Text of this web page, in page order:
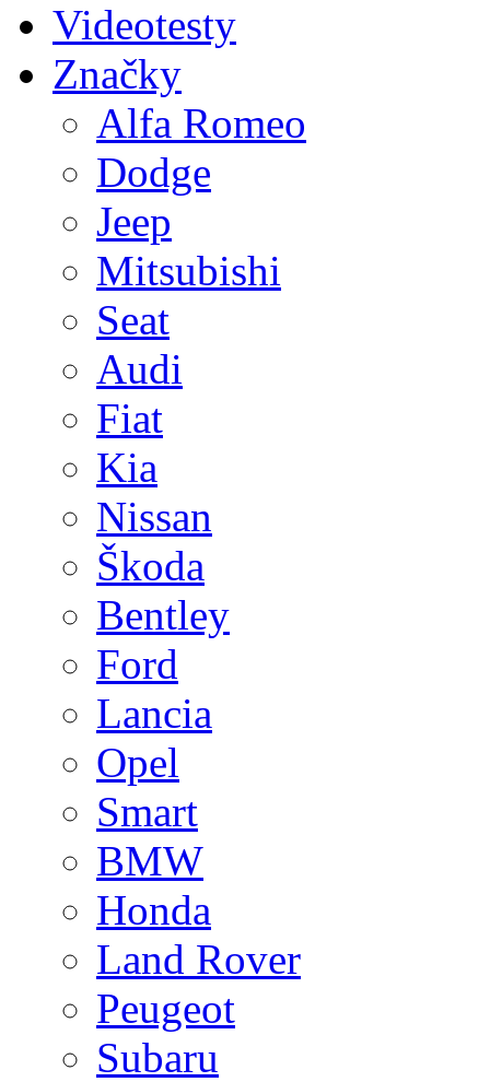
Videotesty
Značky
Alfa Romeo
Dodge
Jeep
Mitsubishi
Seat
Audi
Fiat
Kia
Nissan
Škoda
Bentley
Ford
Lancia
Opel
Smart
BMW
Honda
Land Rover
Peugeot
Subaru